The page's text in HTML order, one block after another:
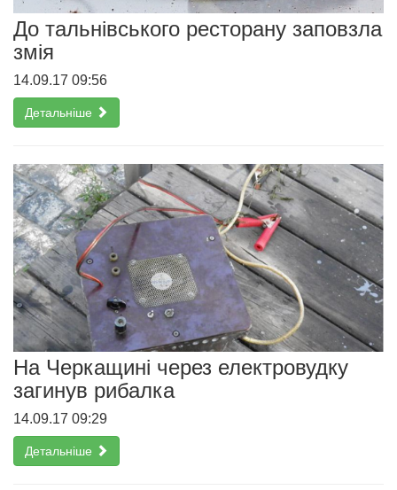
До тальнівського ресторану заповзла
змія
14.09.17 09:56
Детальніше
На Черкащині через електровудку
загинув рибалка
14.09.17 09:29
Детальніше